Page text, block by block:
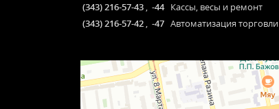
(343) 216-57-43 , -44 Кассы, весы и ремонт
(343) 216-57-42 , -47 Автоматизация торговли